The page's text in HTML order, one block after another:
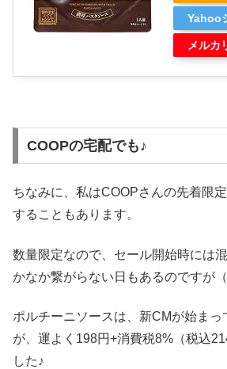
Yahoo
メルカ
COOPの宅配でも♪
ちなみに、私はCOOPさんの先着限
することもあります。
数量限定なので、セール開始時には
かなか繋がらない日もあるのですが（
ポルチーニソースは、新CMが始まっ
が、運よく198円+消費税8%（税込
した♪